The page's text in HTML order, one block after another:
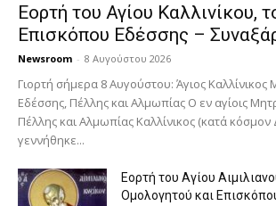
Εορτή του Αγίου Καλλινίκου,
Επισκόπου Εδέσσης –
Newsroom - 8 Αυγούστου 2026
Γιορτή σήμερα 8 Αυγούστου: Άγιος Καλλίνικος
Εδέσσης, Πέλλης και Αλμωπίας Ο εν αγίοις
Πέλλης και Αλμωπίας Καλλίνικος (κατά
γεννήθηκε...
Εορτή του Αγίου
Ομολογητού και